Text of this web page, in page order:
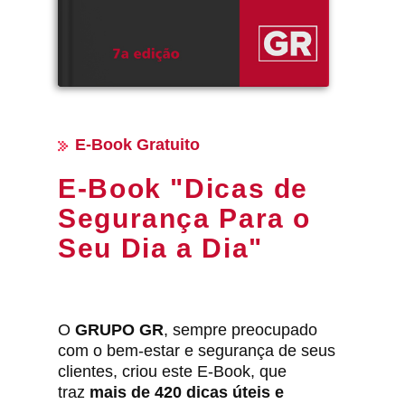
E-Book Gratuito
E-Book "Dicas de
Segurança Para o
Seu Dia a Dia"
O GRUPO GR, sempre preocupado
com o bem-estar e segurança de seus
clientes, criou este E-Book, que
traz mais de 420 dicas úteis e